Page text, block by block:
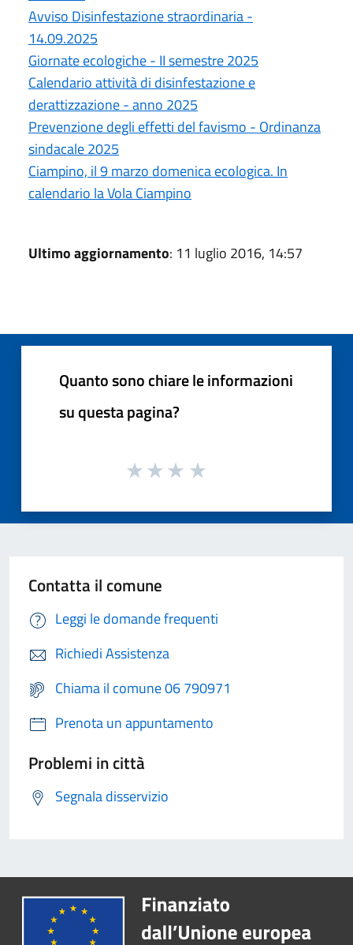
Avviso Disinfestazione straordinaria -
14.09.2025
Giornate ecologiche - II semestre 2025
Calendario attività di disinfestazione e
derattizzazione - anno 2025
Prevenzione degli effetti del favismo - Ordinanza
sindacale 2025
Ciampino, il 9 marzo domenica ecologica. In
calendario la Vola Ciampino
Ultimo aggiornamento: 11 luglio 2016, 14:57
Quanto sono chiare le informazioni
su questa pagina?
Contatta il comune
Leggi le domande frequenti
Richiedi Assistenza
Chiama il comune 06 790971
Prenota un appuntamento
Problemi in città
Segnala disservizio